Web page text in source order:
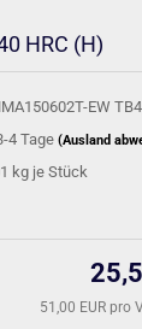
HRC (H)
EW
4 Tage (Ausland
kg je Stück
51,00 EUR pro